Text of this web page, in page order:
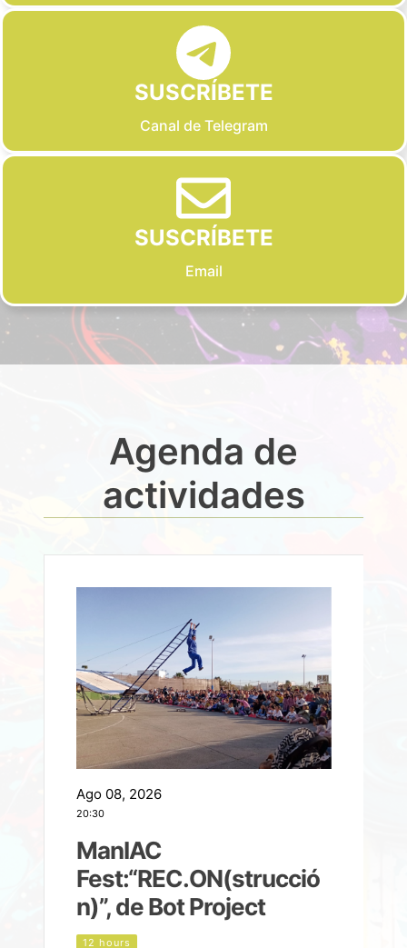
SUSCRÍBETE
Canal de Telegram
SUSCRÍBETE
Email
Agenda de
actividades
Ago 08, 2026
20:30
ManIAC
Fest:“REC.ON(strucció
n)”, de Bot Project
12 hours